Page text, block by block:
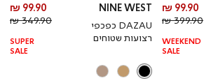
מחיר
מוצר
99.90 ₪
מחיר
רגיל
399.90 ₪
WEEKEND
SALE
NINE WEST
DAZAU כפכפי
רצועות שטוחים
99.90 ₪
349.90 ₪
SUPER
SALE